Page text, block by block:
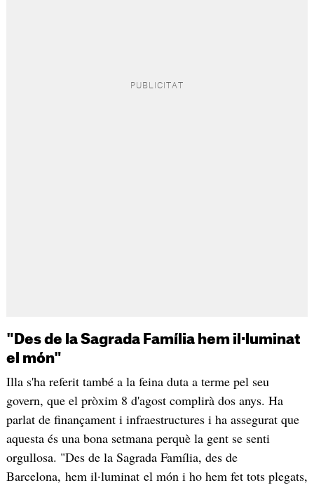
"Des de la Sagrada Família hem il·luminat
el món"
Illa s'ha referit també a la feina duta a terme pel seu
govern, que el pròxim 8 d'agost complirà dos anys. Ha
parlat de finançament i infraestructures i ha assegurat que
aquesta és una bona setmana perquè la gent se senti
orgullosa. "Des de la Sagrada Família, des de
Barcelona, hem il·luminat el món i ho hem fet tots plegats,